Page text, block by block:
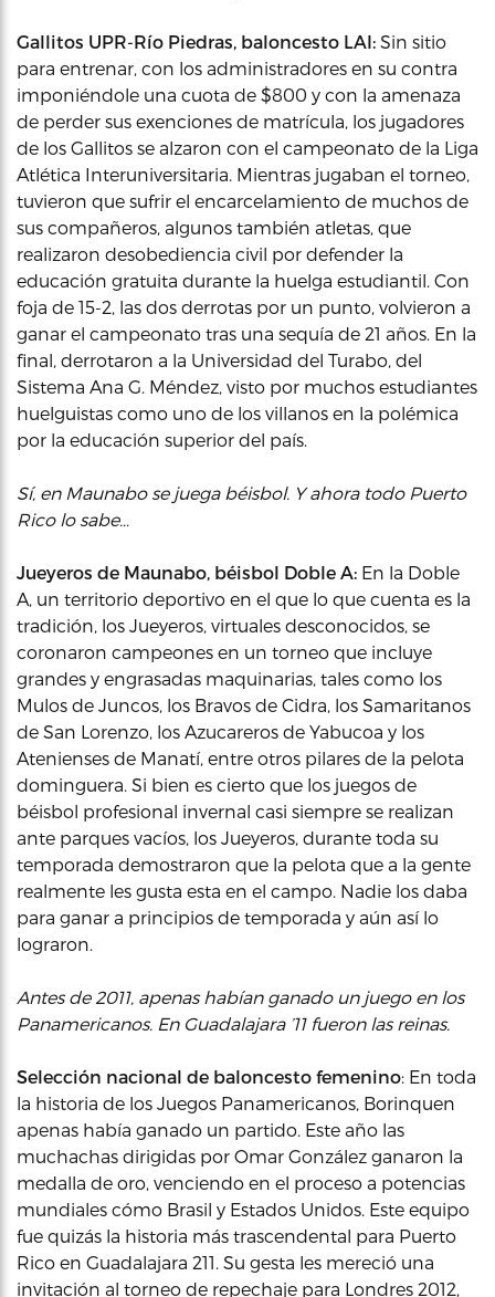
Gallitos UPR-Río Piedras, baloncesto LAI: Sin sitio
para entrenar, con los administradores en su contra
imponiéndole una cuota de $800 y con la amenaza
de perder sus exenciones de matrícula, los jugadores
de los Gallitos se alzaron con el campeonato de la Liga
Atlética Interuniversitaria. Mientras jugaban el torneo,
tuvieron que sufrir el encarcelamiento de muchos de
sus compañeros, algunos también atletas, que
realizaron desobediencia civil por defender la
educación gratuita durante la huelga estudiantil. Con
foja de 15-2, las dos derrotas por un punto, volvieron a
ganar el campeonato tras una sequía de 21 años. En la
final, derrotaron a la Universidad del Turabo, del
Sistema Ana G. Méndez, visto por muchos estudiantes
huelguistas como uno de los villanos en la polémica
por la educación superior del país.
Sí, en Maunabo se juega béisbol. Y ahora todo Puerto
Rico lo sabe…
Jueyeros de Maunabo, béisbol Doble A: En la Doble
A, un territorio deportivo en el que lo que cuenta es la
tradición, los Jueyeros, virtuales desconocidos, se
coronaron campeones en un torneo que incluye
grandes y engrasadas maquinarias, tales como los
Mulos de Juncos, los Bravos de Cidra, los Samaritanos
de San Lorenzo, los Azucareros de Yabucoa y los
Atenienses de Manatí, entre otros pilares de la pelota
dominguera. Si bien es cierto que los juegos de
béisbol profesional invernal casi siempre se realizan
ante parques vacíos, los Jueyeros, durante toda su
temporada demostraron que la pelota que a la gente
realmente les gusta esta en el campo. Nadie los daba
para ganar a principios de temporada y aún así lo
lograron.
Antes de 2011, apenas habían ganado un juego en los
Panamericanos. En Guadalajara ’11 fueron las reinas.
Selección nacional de baloncesto femenino: En toda
la historia de los Juegos Panamericanos, Borinquen
apenas había ganado un partido. Este año las
muchachas dirigidas por Omar González ganaron la
medalla de oro, venciendo en el proceso a potencias
mundiales cómo Brasil y Estados Unidos. Este equipo
fue quizás la historia más trascendental para Puerto
Rico en Guadalajara 211. Su gesta les mereció una
invitación al torneo de repechaje para Londres 2012,